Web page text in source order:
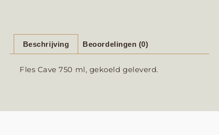
Beschrijving Beoordelingen (0)
Fles Cave 750 ml, gekoeld geleverd.